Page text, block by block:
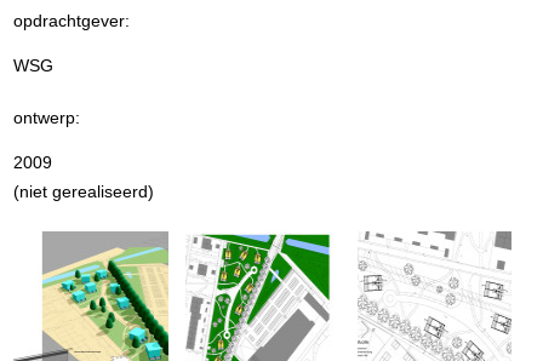
opdrachtgever:
WSG
ontwerp:
2009
(niet gerealiseerd)